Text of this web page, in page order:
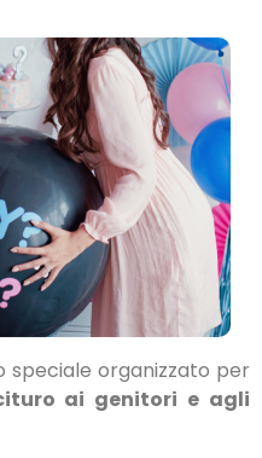
speciale organizzato per
ai genitori e agli